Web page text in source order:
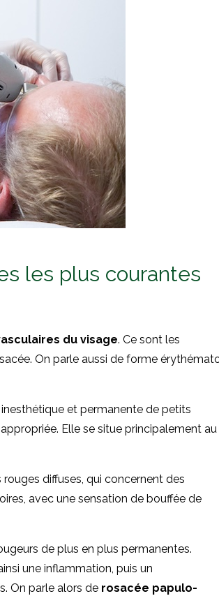
les plus courantes
du visage. Ce sont les
On parle aussi de forme
et permanente de petits
Elle se situe principalement au
diffuses, qui concernent des
avec une sensation de bouffée de
de plus en plus permanentes.
une inflammation, puis un
On parle alors de rosacée papulo-